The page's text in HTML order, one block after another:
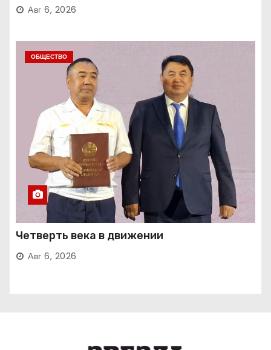
Авг 6, 2026
ОБЩЕСТВО
Четверть века в движении
Авг 6, 2026